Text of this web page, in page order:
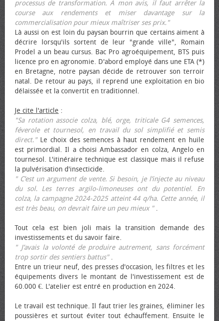
processus de transformation. À mon avis, il faut arrêter la
course aux rendements et miser davantage sur la
commercialisation pour mieux maîtriser ses prix."
Là aussi on est loin du paysan bourrin que certains aiment à
décrire lorsqu'ils sortent de leur "grande ville", Romain
Prodel a un beau cursus. Bac Pro agroéquipement, BTS puis
licence pro en agronomie. D'abord employé dans une ETA (*)
en Bretagne, notre paysan décide de retrouver son terroir
natal. De retour au pays, il reprend une exploitation en bio
délaissée et la convertit en traditionnel.
Je cite l'article :
"Sa rotation associe colza, blé, orge, triticale G4 semences,
féverole et tournesol, en travail du sol simplifié et semis
direct."Le choix des semences à haut rendement en huile
est primordial. Il a choisi Ambassador en colza, Angelo en
tournesol. L'itinéraire technique est classique mais il refuse
la pulvérisation d'insecticide.
" C’est un argument de vente. Si besoin, je l’injecte au niveau
du sol. Les terres argilo-limoneuses ont du potentiel. En
colza, la campagne 2024-2025 atteint 44 q/ha. Cette année, il
est très beau, on devrait faire un peu mieux ".
Tout cela est bien joli mais la transition demande des
investissements et du savoir faire.
" J’avais la volonté de produire autrement, sans forcément
trop sortir des sentiers battus".
Entre un trieur neuf, des presses d'occasion, les filtres et les
équipements divers le montant de l'investissement est de
60.000 €. L'atelier est entré en production en 2024.
Le travail est technique. Il faut trier les graines, éliminer les
poussières et surtout éviter tout échauffement. Ensuite le